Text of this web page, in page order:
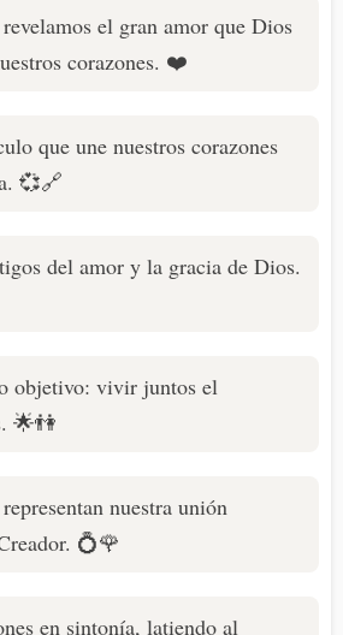
el gran amor que Dios
corazones. ❤️
que une nuestros corazones
💞🔗
del amor y la gracia de Dios.
objetivo: vivir juntos el
🌟👫
nuestra unión
💍🌹
en sintonía, latiendo al